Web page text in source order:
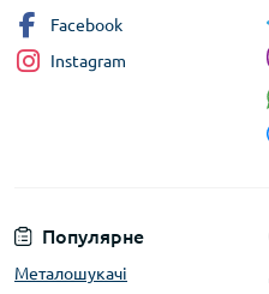
Популярне
Металошукачі
Facebook
Instagram